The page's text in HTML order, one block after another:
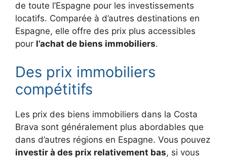
de toute l’Espagne pour les investissements
locatifs. Comparée à d’autres destinations en
Espagne, elle offre des prix plus accessibles
pour l’achat de biens immobiliers.
Des prix immobiliers
compétitifs
Les prix des biens immobiliers dans la Costa
Brava sont généralement plus abordables que
dans d’autres régions en Espagne. Vous pouvez
investir à des prix relativement bas, si vous